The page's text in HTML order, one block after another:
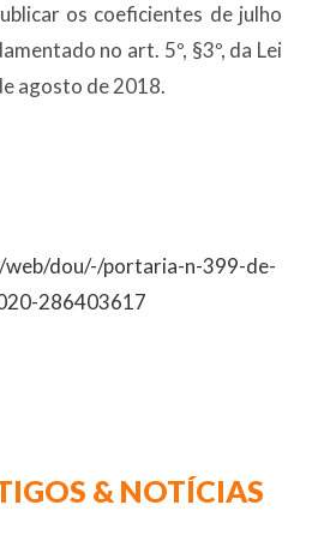
os coeficientes de julho
no art. 5º, §3º, da Lei
agosto de 2018.
dou/-/portaria-n-399-de-
286403617
& NOTÍCIAS